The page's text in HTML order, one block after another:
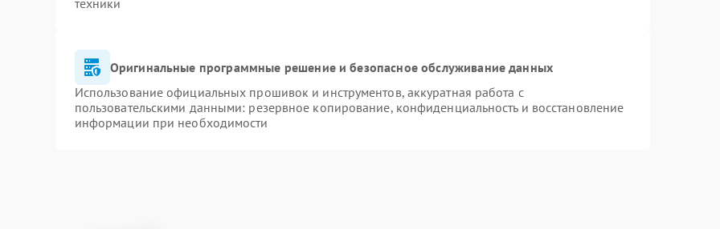
техники
Оригинальные программные решение и безопасное обслуживание данных
Использование официальных прошивок и инструментов, аккуратная работа с
пользовательскими данными: резервное копирование, конфиденциальность и восстановление
информации при необходимости